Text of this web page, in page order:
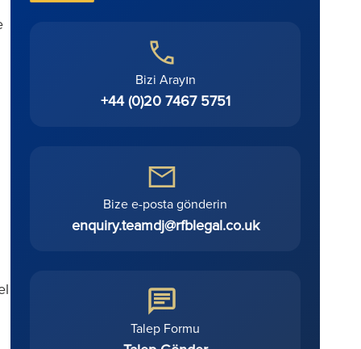
Bizi Arayın
+44 (0)20 7467 5751
Bize e-posta gönderin
enquiry.teamdj@rfblegal.co.uk
Talep Formu